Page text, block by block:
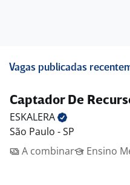
Vagas publicadas
Captador De
ESKALERA
São Paulo - SP
A combinar
Ensino